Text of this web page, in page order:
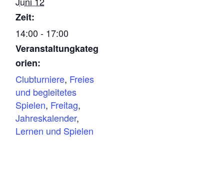
Zeit:
14:00 - 17:00
Veranstaltungkateg
orien:
Clubturniere, Freies
und begleitetes
Spielen, Freitag,
Jahreskalender,
Lernen und Spielen